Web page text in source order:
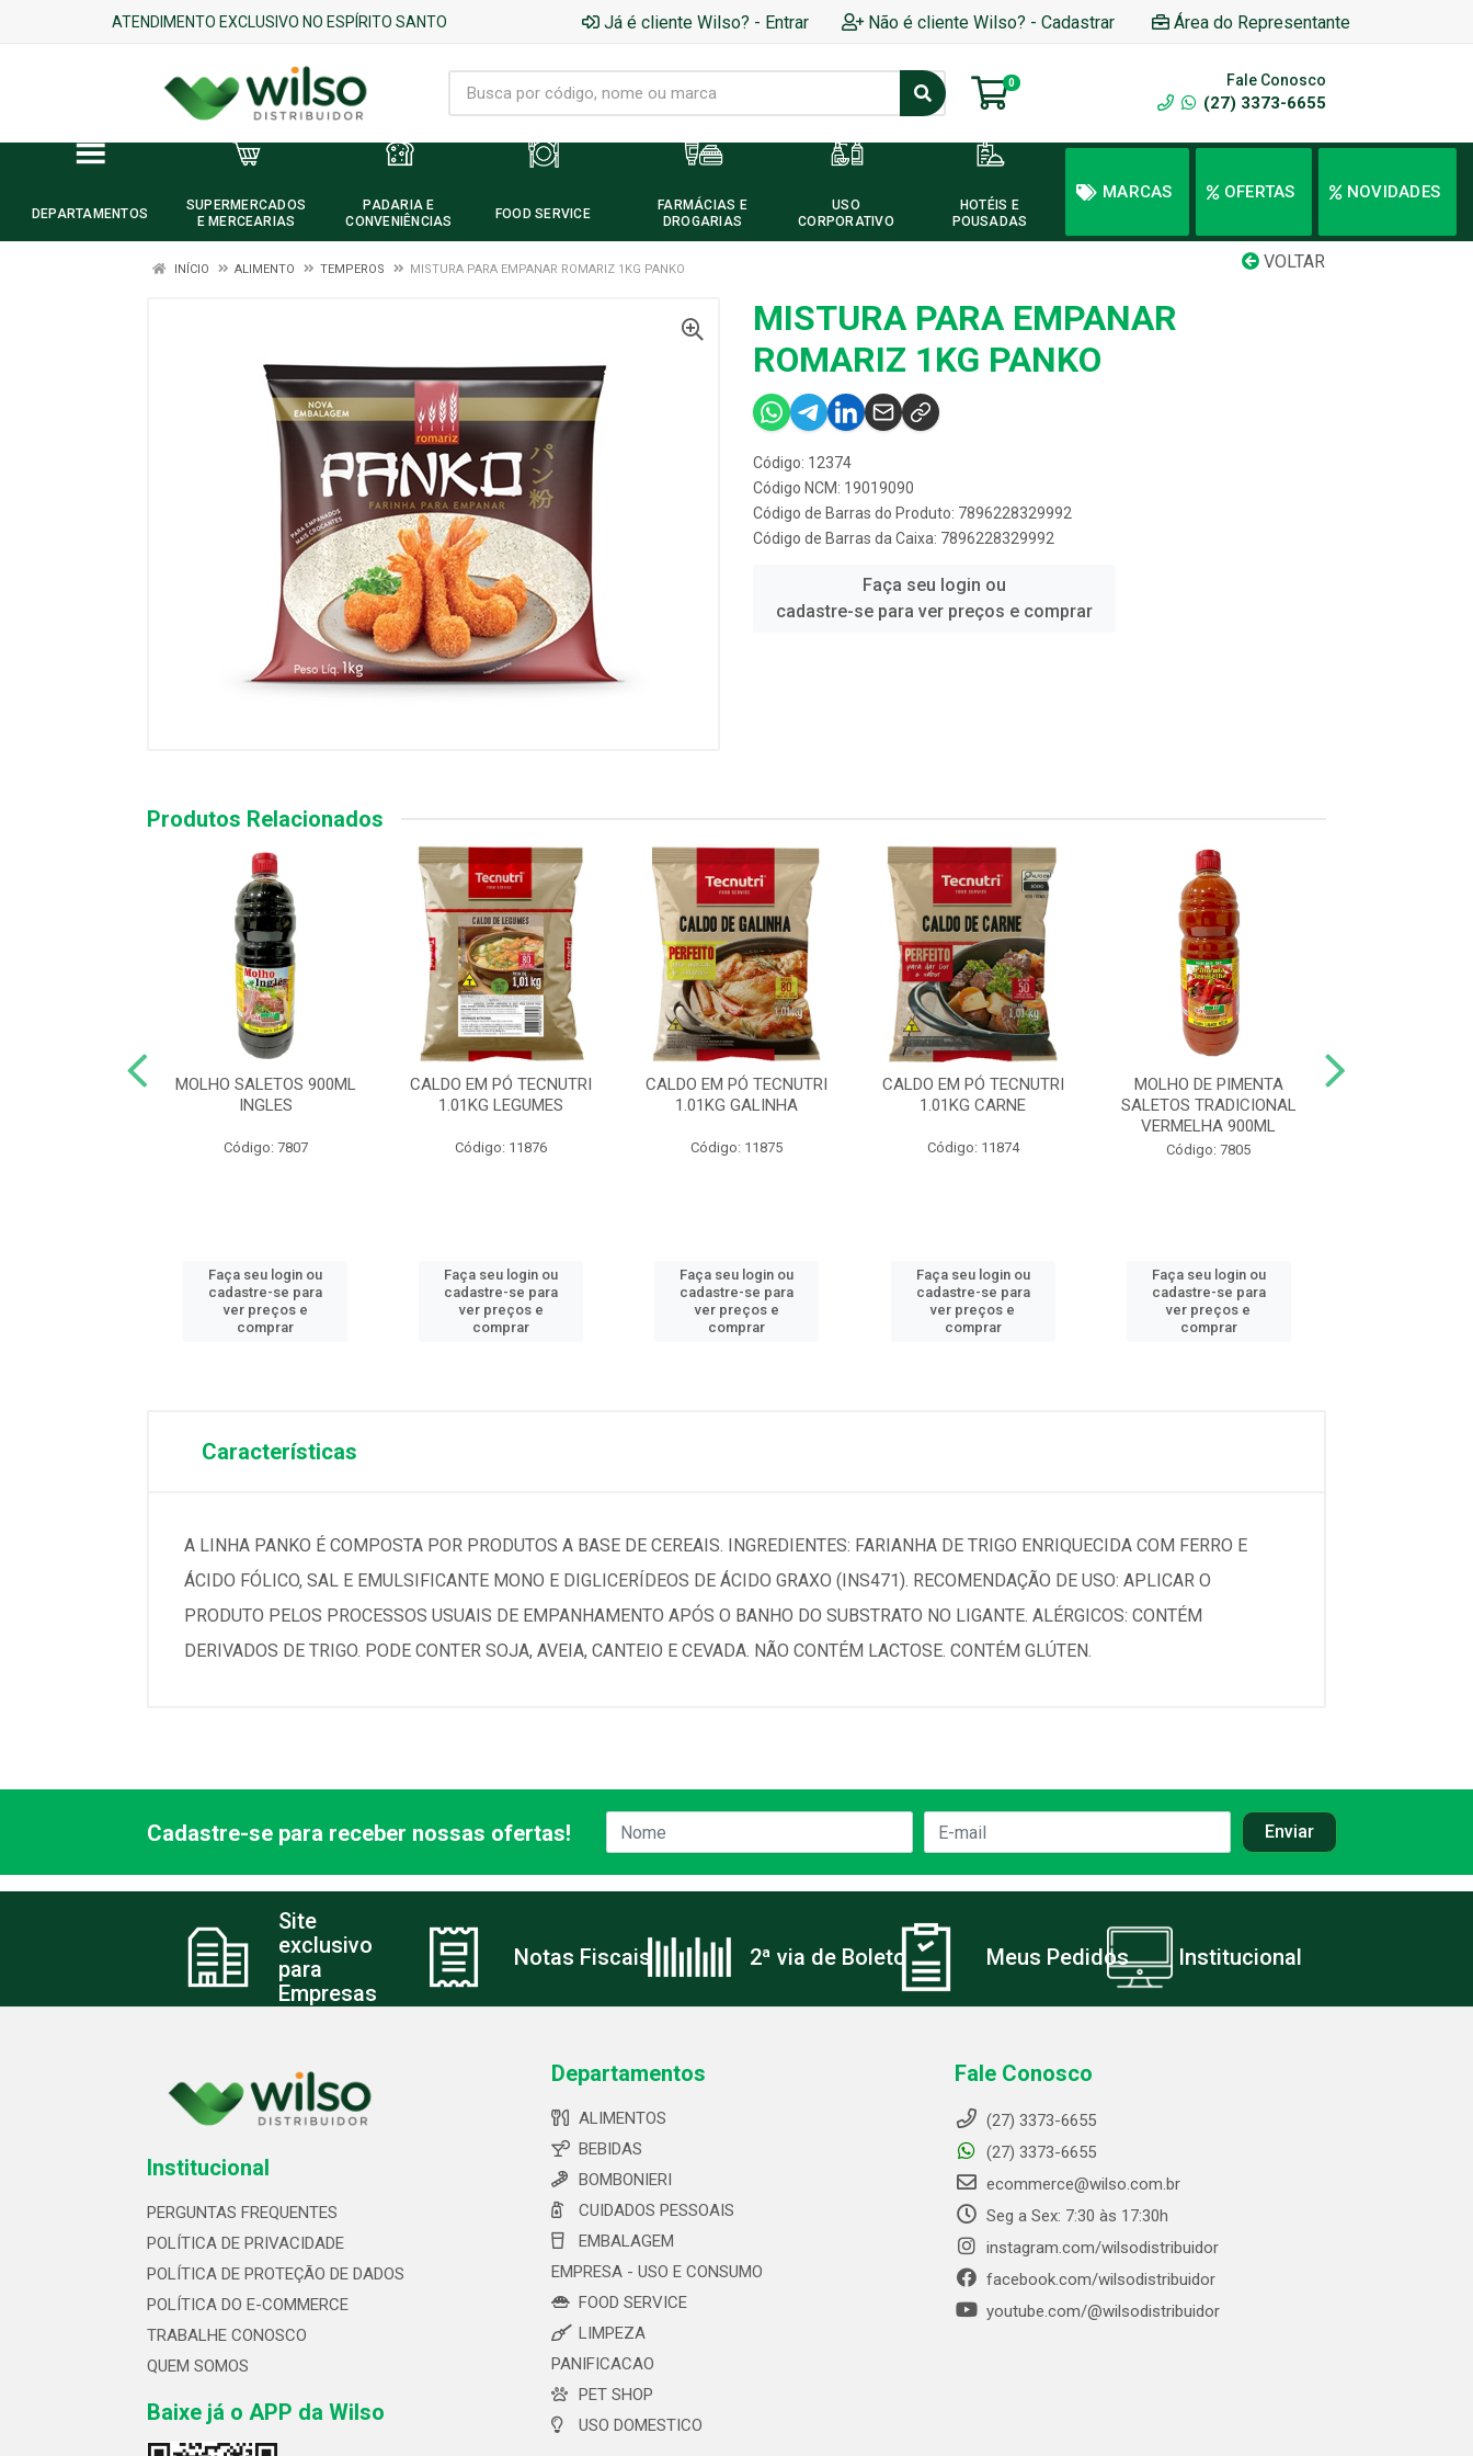
ATENDIMENTO EXCLUSIVO NO ESPÍRITO SANTO Já é cliente Wilso? - Entrar Não é cliente Wilso? - Cadastrar Área do Representante
0 Fale Conosco
(27) 3373-6655
DEPARTAMENTOS
SUPERMERCADOS
E MERCEARIAS
PADARIA E
CONVENIÊNCIAS
FOOD SERVICE
FARMÁCIAS E
DROGARIAS
USO
CORPORATIVO
HOTÉIS E
POUSADAS
MARCAS OFERTAS NOVIDADES
VOLTAR
INÍCIO ALIMENTO TEMPEROS MISTURA PARA EMPANAR ROMARIZ 1KG PANKO
MISTURA PARA EMPANAR
ROMARIZ 1KG PANKO
Código: 12374
Código NCM: 19019090
Código de Barras do Produto: 7896228329992
Código de Barras da Caixa: 7896228329992
Faça seu login ou
cadastre-se para ver preços e comprar
Produtos Relacionados
MOLHO SALETOS 900ML
INGLES
Código: 7807
Faça seu login ou
cadastre-se para
ver preços e
comprar
CALDO EM PÓ TECNUTRI
1.01KG LEGUMES
Código: 11876
Faça seu login ou
cadastre-se para
ver preços e
comprar
CALDO EM PÓ TECNUTRI
1.01KG GALINHA
Código: 11875
Faça seu login ou
cadastre-se para
ver preços e
comprar
CALDO EM PÓ TECNUTRI
1.01KG CARNE
Código: 11874
Faça seu login ou
cadastre-se para
ver preços e
comprar
MOLHO DE PIMENTA
SALETOS TRADICIONAL
VERMELHA 900ML
Código: 7805
Faça seu login ou
cadastre-se para
ver preços e
comprar
Características
A LINHA PANKO É COMPOSTA POR PRODUTOS A BASE DE CEREAIS. INGREDIENTES: FARIANHA DE TRIGO ENRIQUECIDA COM FERRO E
ÁCIDO FÓLICO, SAL E EMULSIFICANTE MONO E DIGLICERÍDEOS DE ÁCIDO GRAXO (INS471). RECOMENDAÇÃO DE USO: APLICAR O
PRODUTO PELOS PROCESSOS USUAIS DE EMPANHAMENTO APÓS O BANHO DO SUBSTRATO NO LIGANTE. ALÉRGICOS: CONTÉM
DERIVADOS DE TRIGO. PODE CONTER SOJA, AVEIA, CANTEIO E CEVADA. NÃO CONTÉM LACTOSE. CONTÉM GLÚTEN.
Cadastre-se para receber nossas ofertas!
Site
exclusivo
para
Empresas
Notas Fiscais 2ª via de Boleto Meus Pedidos Institucional
Institucional
PERGUNTAS FREQUENTES
POLÍTICA DE PRIVACIDADE
POLÍTICA DE PROTEÇÃO DE DADOS
POLÍTICA DO E-COMMERCE
TRABALHE CONOSCO
QUEM SOMOS
Baixe já o APP da Wilso
Departamentos
ALIMENTOS
BEBIDAS
BOMBONIERI
CUIDADOS PESSOAIS
EMBALAGEM
EMPRESA - USO E CONSUMO
FOOD SERVICE
LIMPEZA
PANIFICACAO
PET SHOP
USO DOMESTICO
Fale Conosco
(27) 3373-6655
(27) 3373-6655
ecommerce@wilso.com.br
Seg a Sex: 7:30 às 17:30h
instagram.com/wilsodistribuidor
facebook.com/wilsodistribuidor
youtube.com/@wilsodistribuidor